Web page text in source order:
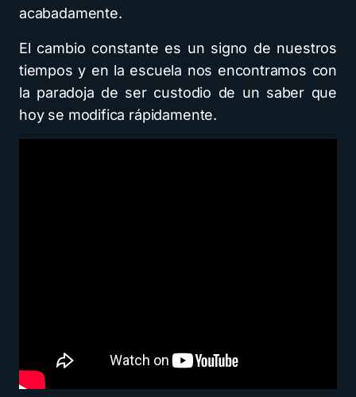
acabadamente.
El cambio constante es un signo de nuestros
tiempos y en la escuela nos encontramos con
la paradoja de ser custodio de un saber que
hoy se modifica rápidamente.